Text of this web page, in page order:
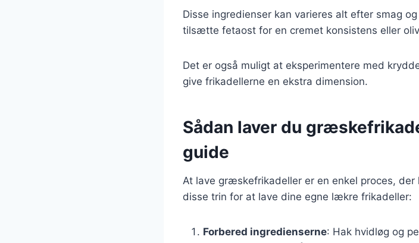
Disse ingredienser kan varieres alt efter smag
tilsætte fetaost for en cremet konsistens eller
Det er også muligt at eksperimentere med
give frikadellerne en ekstra dimension.
Sådan laver du
guide
At lave græskefrikadeller er en enkel proces,
disse trin for at lave dine egne lækre frikadeller:
Forbered ingredienserne: Hak hvidløg og